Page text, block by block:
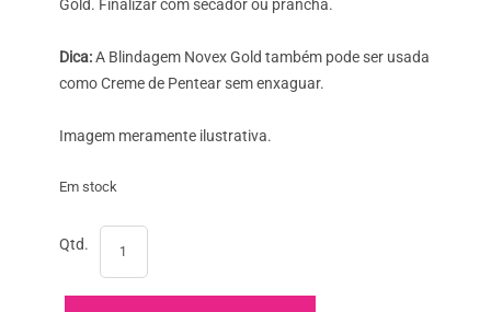
Gold. Finalizar com secador ou prancha.
Dica:A Blindagem Novex Gold também pode ser usada
como Creme de Pentear sem enxaguar.
Imagem meramente ilustrativa.
Em stock
Qtd.
Novex